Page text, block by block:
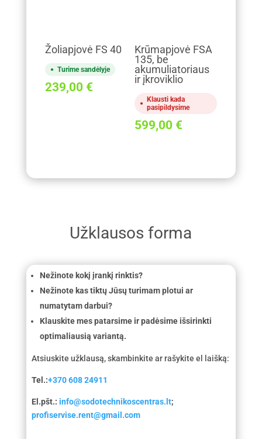
Žoliapjovė FS 40
Turime sandėlyje
239,00 €
Krūmapjovė FSA
135, be
akumuliatoriaus
ir įkroviklio
Klausti kada
pasipildysime
599,00 €
Užklausos forma
Nežinote kokį įrankį rinktis?
Nežinote kas tiktų Jūsų turimam plotui ar
numatytam darbui?
Klauskite mes patarsime ir padėsime išsirinkti
optimaliausią variantą.
Atsiuskite užklausą, skambinkite ar rašykite el laišką:
Tel.:+370 608 24911
El.pšt.: info@sodotechnikoscentras.lt;
profiservise.rent@gmail.com